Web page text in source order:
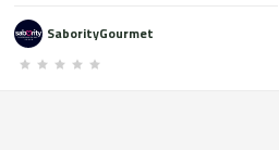
sido y será durante años el protagonista
de una cultura culinaria.
SaborityGourmet